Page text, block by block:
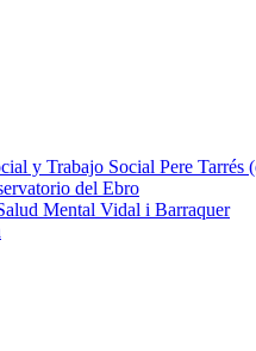
y Trabajo Social Pere Tarrés
del Ebro
Mental Vidal i Barraquer